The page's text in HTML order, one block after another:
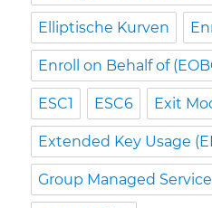
Elliptische Kurven
Enroll on Behalf of
ESC1 ESC6 Exit
Extended Key Usage
Group Managed